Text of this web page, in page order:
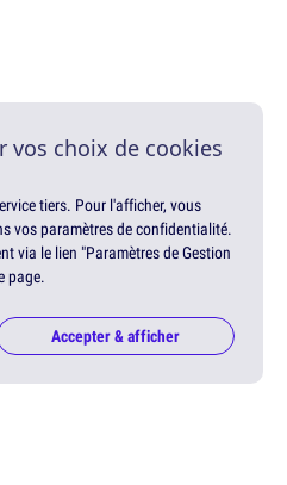
vos choix de cookies
tiers. Pour l'afficher, vous
vos paramètres de confidentialité.
via le lien "Paramètres de Gestion
page.
Accepter & afficher